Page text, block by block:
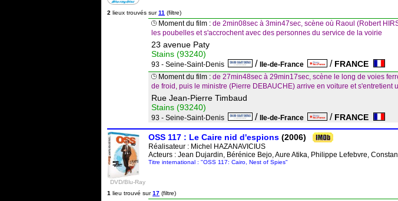
2 lieux trouvés sur11 (filtre)
Moment du film : de 2min08sec à 3min47sec, scène où Raoul (Robert
les poubelles et s'accrochent avec des personnes du service de la voirie
23 avenue Paty
Stains (93240)
93 - Seine-Saint-Denis / Ile-de-France / FRANCE
Moment du film : de 27min48sec à 29min17sec, scène le long de voies
de froid, puis le ministre (Pierre DEBAUCHE) arrive en voiture et s'entretient
Rue Jean-Pierre Timbaud
Stains (93240)
93 - Seine-Saint-Denis / Ile-de-France / FRANCE
DVD/Blu-Ray
OSS 117 : Le Caire nid d'espions (2006)
Réalisateur : Michel HAZANAVICIUS
Acteurs : Jean Dujardin, Bérénice Bejo, Aure Atika, Philippe Lefebvre,
Titre international : "OSS 117: Cairo, Nest of Spies"
1 lieu trouvé sur17 (filtre)